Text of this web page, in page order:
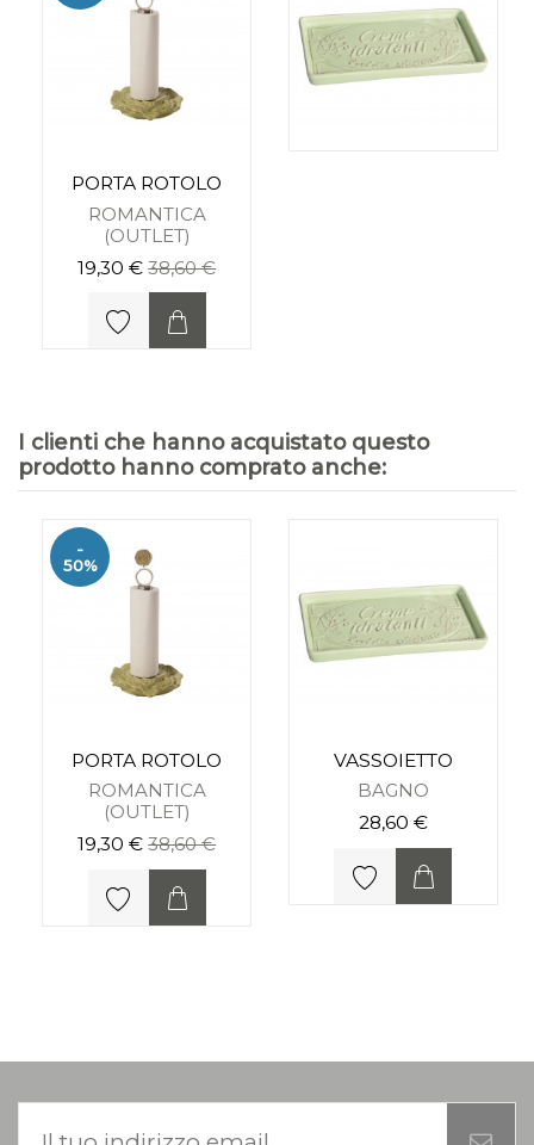
PORTA ROTOLO
ROMANTICA
(OUTLET)
19,30 €38,60 €
I clienti che hanno acquistato questo
prodotto hanno comprato anche:
-
50%
PORTA ROTOLO
ROMANTICA
(OUTLET)
19,30 €38,60 €
VASSOIETTO
BAGNO
28,60 €